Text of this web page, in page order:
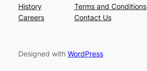
History
Careers
Terms and Conditions
Contact Us
Designed with WordPress